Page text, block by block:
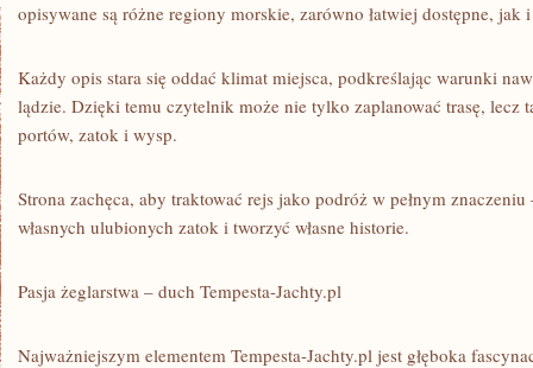
opisywane są różne regiony morskie, zarówno łatwiej dostępne, jak
Każdy opis stara się oddać klimat miejsca, podkreślając warunki
lądzie. Dzięki temu czytelnik może nie tylko zaplanować trasę, lecz
portów, zatok i wysp.
Strona zachęca, aby traktować rejs jako podróż w pełnym
własnych ulubionych zatok i tworzyć własne historie.
Pasja żeglarstwa – duch Tempesta-Jachty.pl
Najważniejszym elementem Tempesta-Jachty.pl jest głęboka